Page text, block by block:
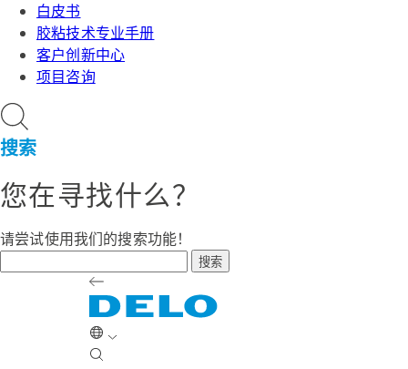
白皮书
胶粘技术专业手册
客户创新中心
项目咨询
搜索
您在寻找什么？
请尝试使用我们的搜索功能！
搜索